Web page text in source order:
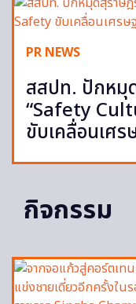
PR NEWS
สสปท. ปักหมุ
“Safety
ขับเคลื่อนเศร
กิจกรรม